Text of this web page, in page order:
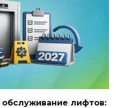
обслуживание лифтов: